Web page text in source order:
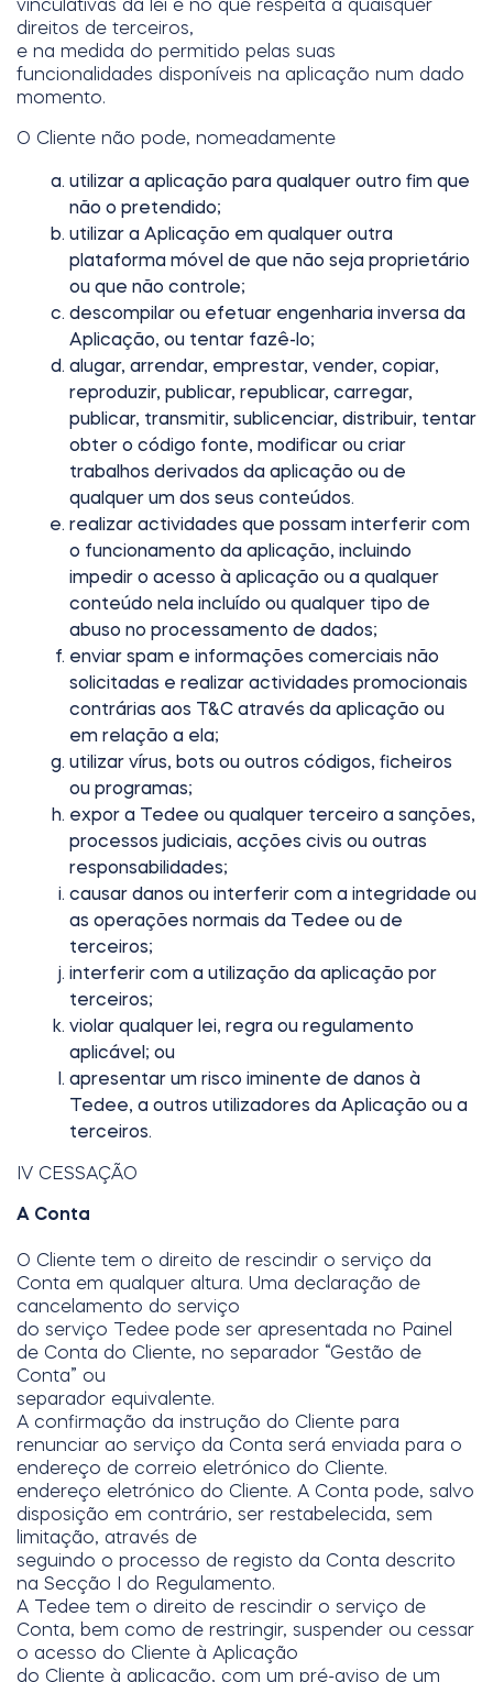
vinculativas da lei e no que respeita a quaisquer
direitos de terceiros,
e na medida do permitido pelas suas
funcionalidades disponíveis na aplicação num dado
momento.
O Cliente não pode, nomeadamente
utilizar a aplicação para qualquer outro fim que
não o pretendido;
utilizar a Aplicação em qualquer outra
plataforma móvel de que não seja proprietário
ou que não controle;
descompilar ou efetuar engenharia inversa da
Aplicação, ou tentar fazê-lo;
alugar, arrendar, emprestar, vender, copiar,
reproduzir, publicar, republicar, carregar,
publicar, transmitir, sublicenciar, distribuir, tentar
obter o código fonte, modificar ou criar
trabalhos derivados da aplicação ou de
qualquer um dos seus conteúdos.
realizar actividades que possam interferir com
o funcionamento da aplicação, incluindo
impedir o acesso à aplicação ou a qualquer
conteúdo nela incluído ou qualquer tipo de
abuso no processamento de dados;
enviar spam e informações comerciais não
solicitadas e realizar actividades promocionais
contrárias aos T&C através da aplicação ou
em relação a ela;
utilizar vírus, bots ou outros códigos, ficheiros
ou programas;
expor a Tedee ou qualquer terceiro a sanções,
processos judiciais, acções civis ou outras
responsabilidades;
causar danos ou interferir com a integridade ou
as operações normais da Tedee ou de
terceiros;
interferir com a utilização da aplicação por
terceiros;
violar qualquer lei, regra ou regulamento
aplicável; ou
apresentar um risco iminente de danos à
Tedee, a outros utilizadores da Aplicação ou a
terceiros.
IV CESSAÇÃO
A Conta
O Cliente tem o direito de rescindir o serviço da
Conta em qualquer altura. Uma declaração de
cancelamento do serviço
do serviço Tedee pode ser apresentada no Painel
de Conta do Cliente, no separador “Gestão de
Conta” ou
separador equivalente.
A confirmação da instrução do Cliente para
renunciar ao serviço da Conta será enviada para o
endereço de correio eletrónico do Cliente.
endereço eletrónico do Cliente. A Conta pode, salvo
disposição em contrário, ser restabelecida, sem
limitação, através de
seguindo o processo de registo da Conta descrito
na Secção I do Regulamento.
A Tedee tem o direito de rescindir o serviço de
Conta, bem como de restringir, suspender ou cessar
o acesso do Cliente à Aplicação
do Cliente à aplicação, com um pré-aviso de um